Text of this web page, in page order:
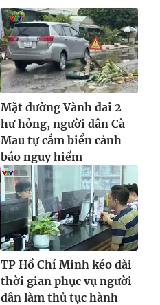
Mặt đường Vành đai 2
hư hỏng, người dân Cà
Mau tự cắm biển cảnh
báo nguy hiểm
TP Hồ Chí Minh kéo dài
thời gian phục vụ người
dân làm thủ tục hành